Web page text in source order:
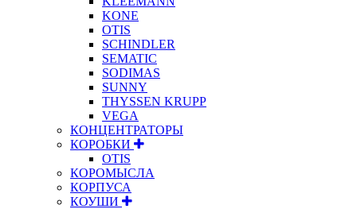
KONE
OTIS
SCHINDLER
SEMATIC
SODIMAS
SUNNY
THYSSEN KRUPP
VEGA
КОНЦЕНТРАТОРЫ
КОРОБКИ
OTIS
КОРОМЫСЛА
КОРПУСА
КОУШИ